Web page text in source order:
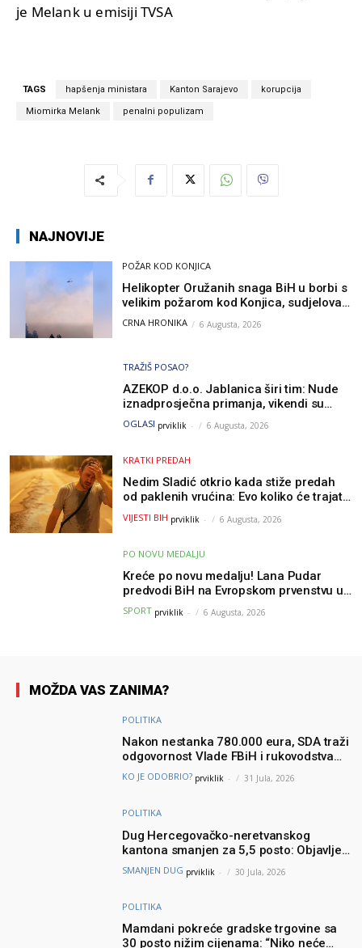
je Melank u emisiji TVSA
TAGS hapšenja ministara Kanton Sarajevo korupcija
Miomirka Melank penalni populizam
NAJNOVIJE
POŽAR KOD KONJICA
Helikopter Oružanih snaga BiH u borbi s
velikim požarom kod Konjica, sudjelovao
i Air Tractor
CRNA HRONIKA 6 Augusta, 2026
TRAŽIŠ POSAO?
AZEKOP d.o.o. Jablanica širi tim: Nude
iznadprosječna primanja, vikendi su
slobodni, traži se više radnika
OGLASI prviklik - 6 Augusta, 2026
KRATKI PREDAH
Nedim Sladić otkrio kada stiže predah
od paklenih vrućina: Evo koliko će trajati
osvježenje u BiH
VIJESTI BIH prviklik - 6 Augusta, 2026
PO NOVU MEDALJU
Kreće po novu medalju! Lana Pudar
predvodi BiH na Evropskom prvenstvu u
Parizu
SPORT prviklik - 6 Augusta, 2026
MOŽDA VAS ZANIMA?
POLITIKA
Nakon nestanka 780.000 eura, SDA traži
odgovornost Vlade FBiH i rukovodstva
Igmana
KO JE ODOBRIO? prviklik - 31 Jula, 2026
POLITIKA
Dug Hercegovačko-neretvanskog
kantona smanjen za 5,5 posto: Objavljeni
najnoviji podaci Ministarstva finansija
SMANJEN DUG prviklik - 30 Jula, 2026
POLITIKA
Mamdani pokreće gradske trgovine sa
30 posto nižim cijenama: “Niko neće